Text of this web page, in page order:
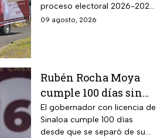
de huevos: ¿Es un acto
anticipado de
proceso electoral 2026-2027,
algunos políticos ya buscan
09 agosto, 2026
Rubén Rocha Moya
cumple 100 días sin
aparecer ni rendir
cuentas
El gobernador con licencia de
Sinaloa cumple 100 días
desde que se separó de su